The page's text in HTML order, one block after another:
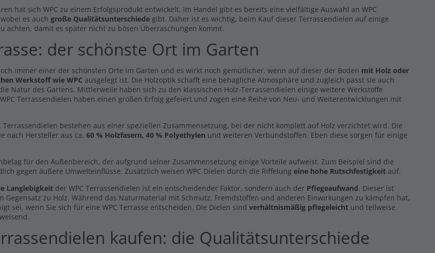
hat sich WPC zu einem Erfolgsprodukt entwickelt. Im Handel gibt es bereits eine vielfältige Auswahl an WPC
es auch große Qualitätsunterschiede gibt. Daher ist es wichtig, beim Kauf dieser Terrassendielen auf einige
achten, damit es später nicht zu bösen Überraschungen kommt.
der schönste Ort im Garten
immer einer der schönsten Orte im Garten und es wirkt noch gemütlicher, wenn auf dieser der Boden mit Holz oder
Werkstoff wie WPC ausgelegt ist. Die Holzoptik schafft eine behagliche Atmosphäre und zugleich passt sie auch
Natur des Gartens. Mittlerweile haben sich zu den klassischen Holz-Terrassendielen einige weitere Werkstoffe
Terrassendielen haben einen großen Erfolg gefeiert und zogen eine Reihe von Neu- und Weiterentwicklungen mit
Terrassendielen bestehen aus einer speziellen Zusammensetzung, bei der nicht komplett auf Holz verzichtet wird. Die
nach Hersteller aus ca. 60 % Holzfasern, 40 % Polyethylen und weiteren Verbundstoffen. Eben diese sorgen für einige
für den Außenbereich, der aufgrund seiner Zusammensetzung einige Vorteile aufweist. Zum Beispiel sind die
gegen äußere Umwelteinflüsse. Zusätzlich weisen WPC Dielen durch die Riffelung eine hohe Rutschfestigkeitauf.
Langlebigkeitder WPC Terrassendielen ist ein entscheidender Faktor, sondern auch der Pflegeaufwand. Dieser ist
Gegensatz zu Holz. Während das Naturmaterial mit Schmutz, Fremdstoffen und anderen Einwirkungen zu kämpfen hat,
sei, wenn Sie sich für eine WPC Terrasse entscheiden. Die Dielen sind verhältnismäßig pflegeleichtund teilweise
kaufen: die Qualitätsunterschiede
zzgl.Versand
- 3,2 cm
zzgl. Versand
Schrauben +
zzgl. Versand
49,99 €
Inkl. MwSt., zzgl. Versand
Handmuster Premium Diele
hellbraun -beidseitig-
0,00 €
Inkl. MwSt., zzgl. Versand
Volldielen XL Komplett Set 5m
Inkl. MwSt., zzgl. Versand